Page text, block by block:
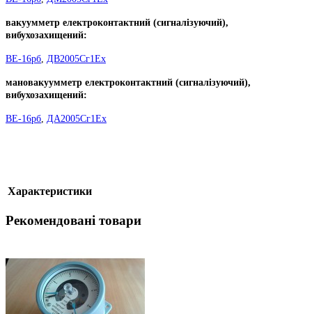
вакуумметр електроконтактний (сигналізуючий),
вибухозахищений:
ВЕ-16рб ДВ2005Сг1Ех
мановакуумметр електроконтактний (сигналізуючий),
вибухозахищений:
ВЕ-16рб ДА2005Сг1Ех
Характеристики
Рекомендовані товари